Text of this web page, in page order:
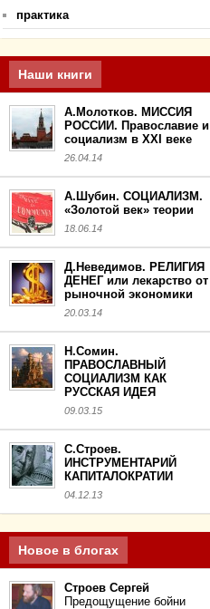
практика
Наши книги
А.Молотков. МИССИЯ
РОССИИ. Православие и
социализм в XXI веке
26.04.14
А.Шубин. СОЦИАЛИЗМ.
«Золотой век» теории
18.06.14
Д.Неведимов. РЕЛИГИЯ
ДЕНЕГ или лекарство от
рыночной экономики
20.03.14
Н.Сомин.
ПРАВОСЛАВНЫЙ
СОЦИАЛИЗМ КАК
РУССКАЯ ИДЕЯ
09.03.15
С.Строев.
ИНСТРУМЕНТАРИЙ
КАПИТАЛОКРАТИИ
04.12.13
Новое в блогах
Строев Сергей
Предощущение бойни